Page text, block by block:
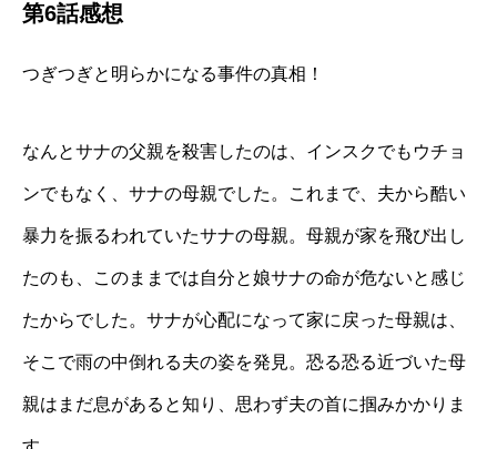
第6話感想
つぎつぎと明らかになる事件の真相！
なんとサナの父親を殺害したのは、インスクでもウチョ
ンでもなく、サナの母親でした。これまで、夫から酷い
暴力を振るわれていたサナの母親。母親が家を飛び出し
たのも、このままでは自分と娘サナの命が危ないと感じ
たからでした。サナが心配になって家に戻った母親は、
そこで雨の中倒れる夫の姿を発見。恐る恐る近づいた母
親はまだ息があると知り、思わず夫の首に掴みかかりま